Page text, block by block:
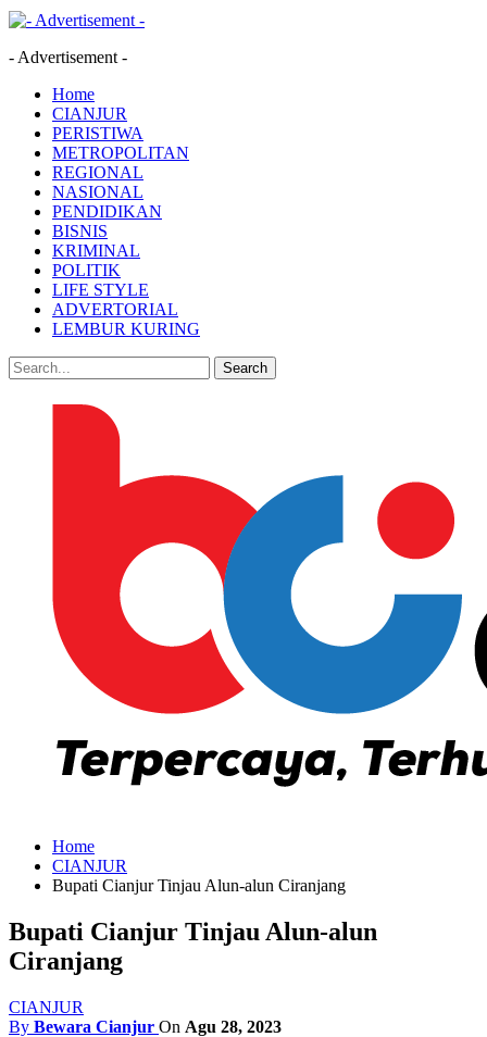
- Advertisement -
Home
CIANJUR
PERISTIWA
METROPOLITAN
REGIONAL
NASIONAL
PENDIDIKAN
BISNIS
KRIMINAL
POLITIK
LIFE STYLE
ADVERTORIAL
LEMBUR KURING
Home
CIANJUR
Bupati Cianjur Tinjau Alun-alun Ciranjang
Bupati Cianjur Tinjau Alun-alun
Ciranjang
CIANJUR
By Bewara Cianjur On Agu 28, 2023